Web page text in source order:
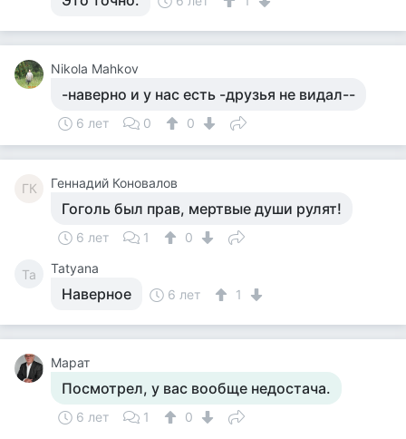
Nikola Mahkov
-наверно и у нас есть -друзья не видал--
6 лет 0 0
ГК Геннадий Коновалов
Гоголь был прав, мертвые души рулят!
6 лет 1 0
Ta Tatyana
Наверное 6 лет 1
Марат
Посмотрел, у вас вообще недостача.
6 лет 1 0